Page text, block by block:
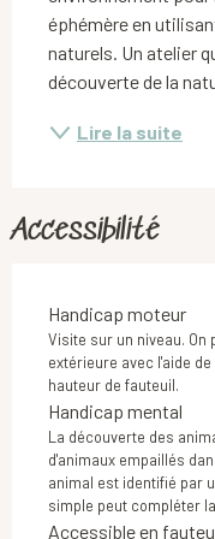
éphémère en
naturels. Un atelier
découverte de la
Lire la suite
Accessibilité
Handicap moteur
Visite sur un niveau. On
extérieure avec l'aide
hauteur de fauteuil.
Handicap mental
La découverte des
d'animaux empaillés
animal est identifié par
simple peut compléter
Accessible en